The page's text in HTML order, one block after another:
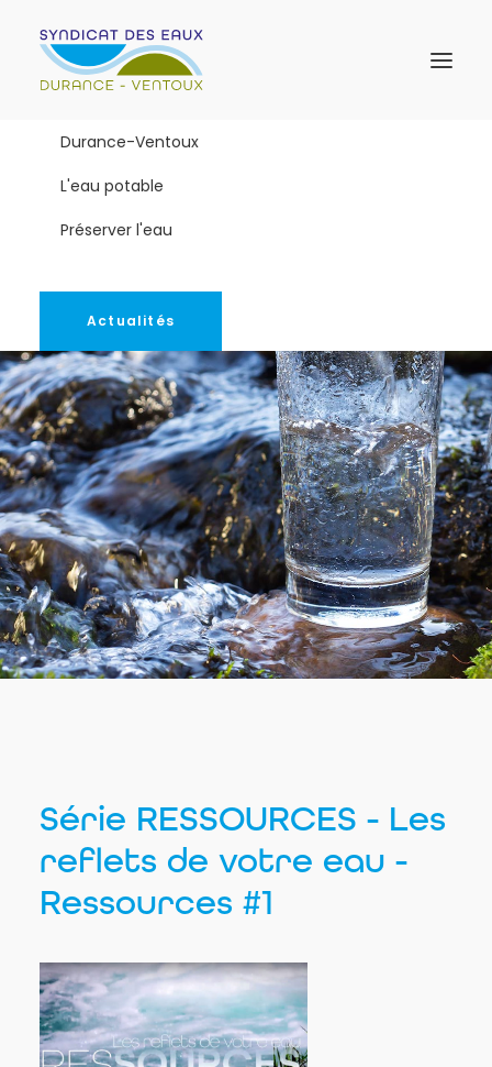
Durance-Ventoux
L'eau potable
Préserver l'eau
Actualités
Série RESSOURCES - Les
reflets de votre eau -
Ressources #1